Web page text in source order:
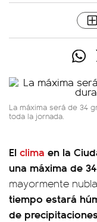
La máxima será de 34
toda la jornada.
El clima en la
una máxima de
mayormente
tiempo estará
de